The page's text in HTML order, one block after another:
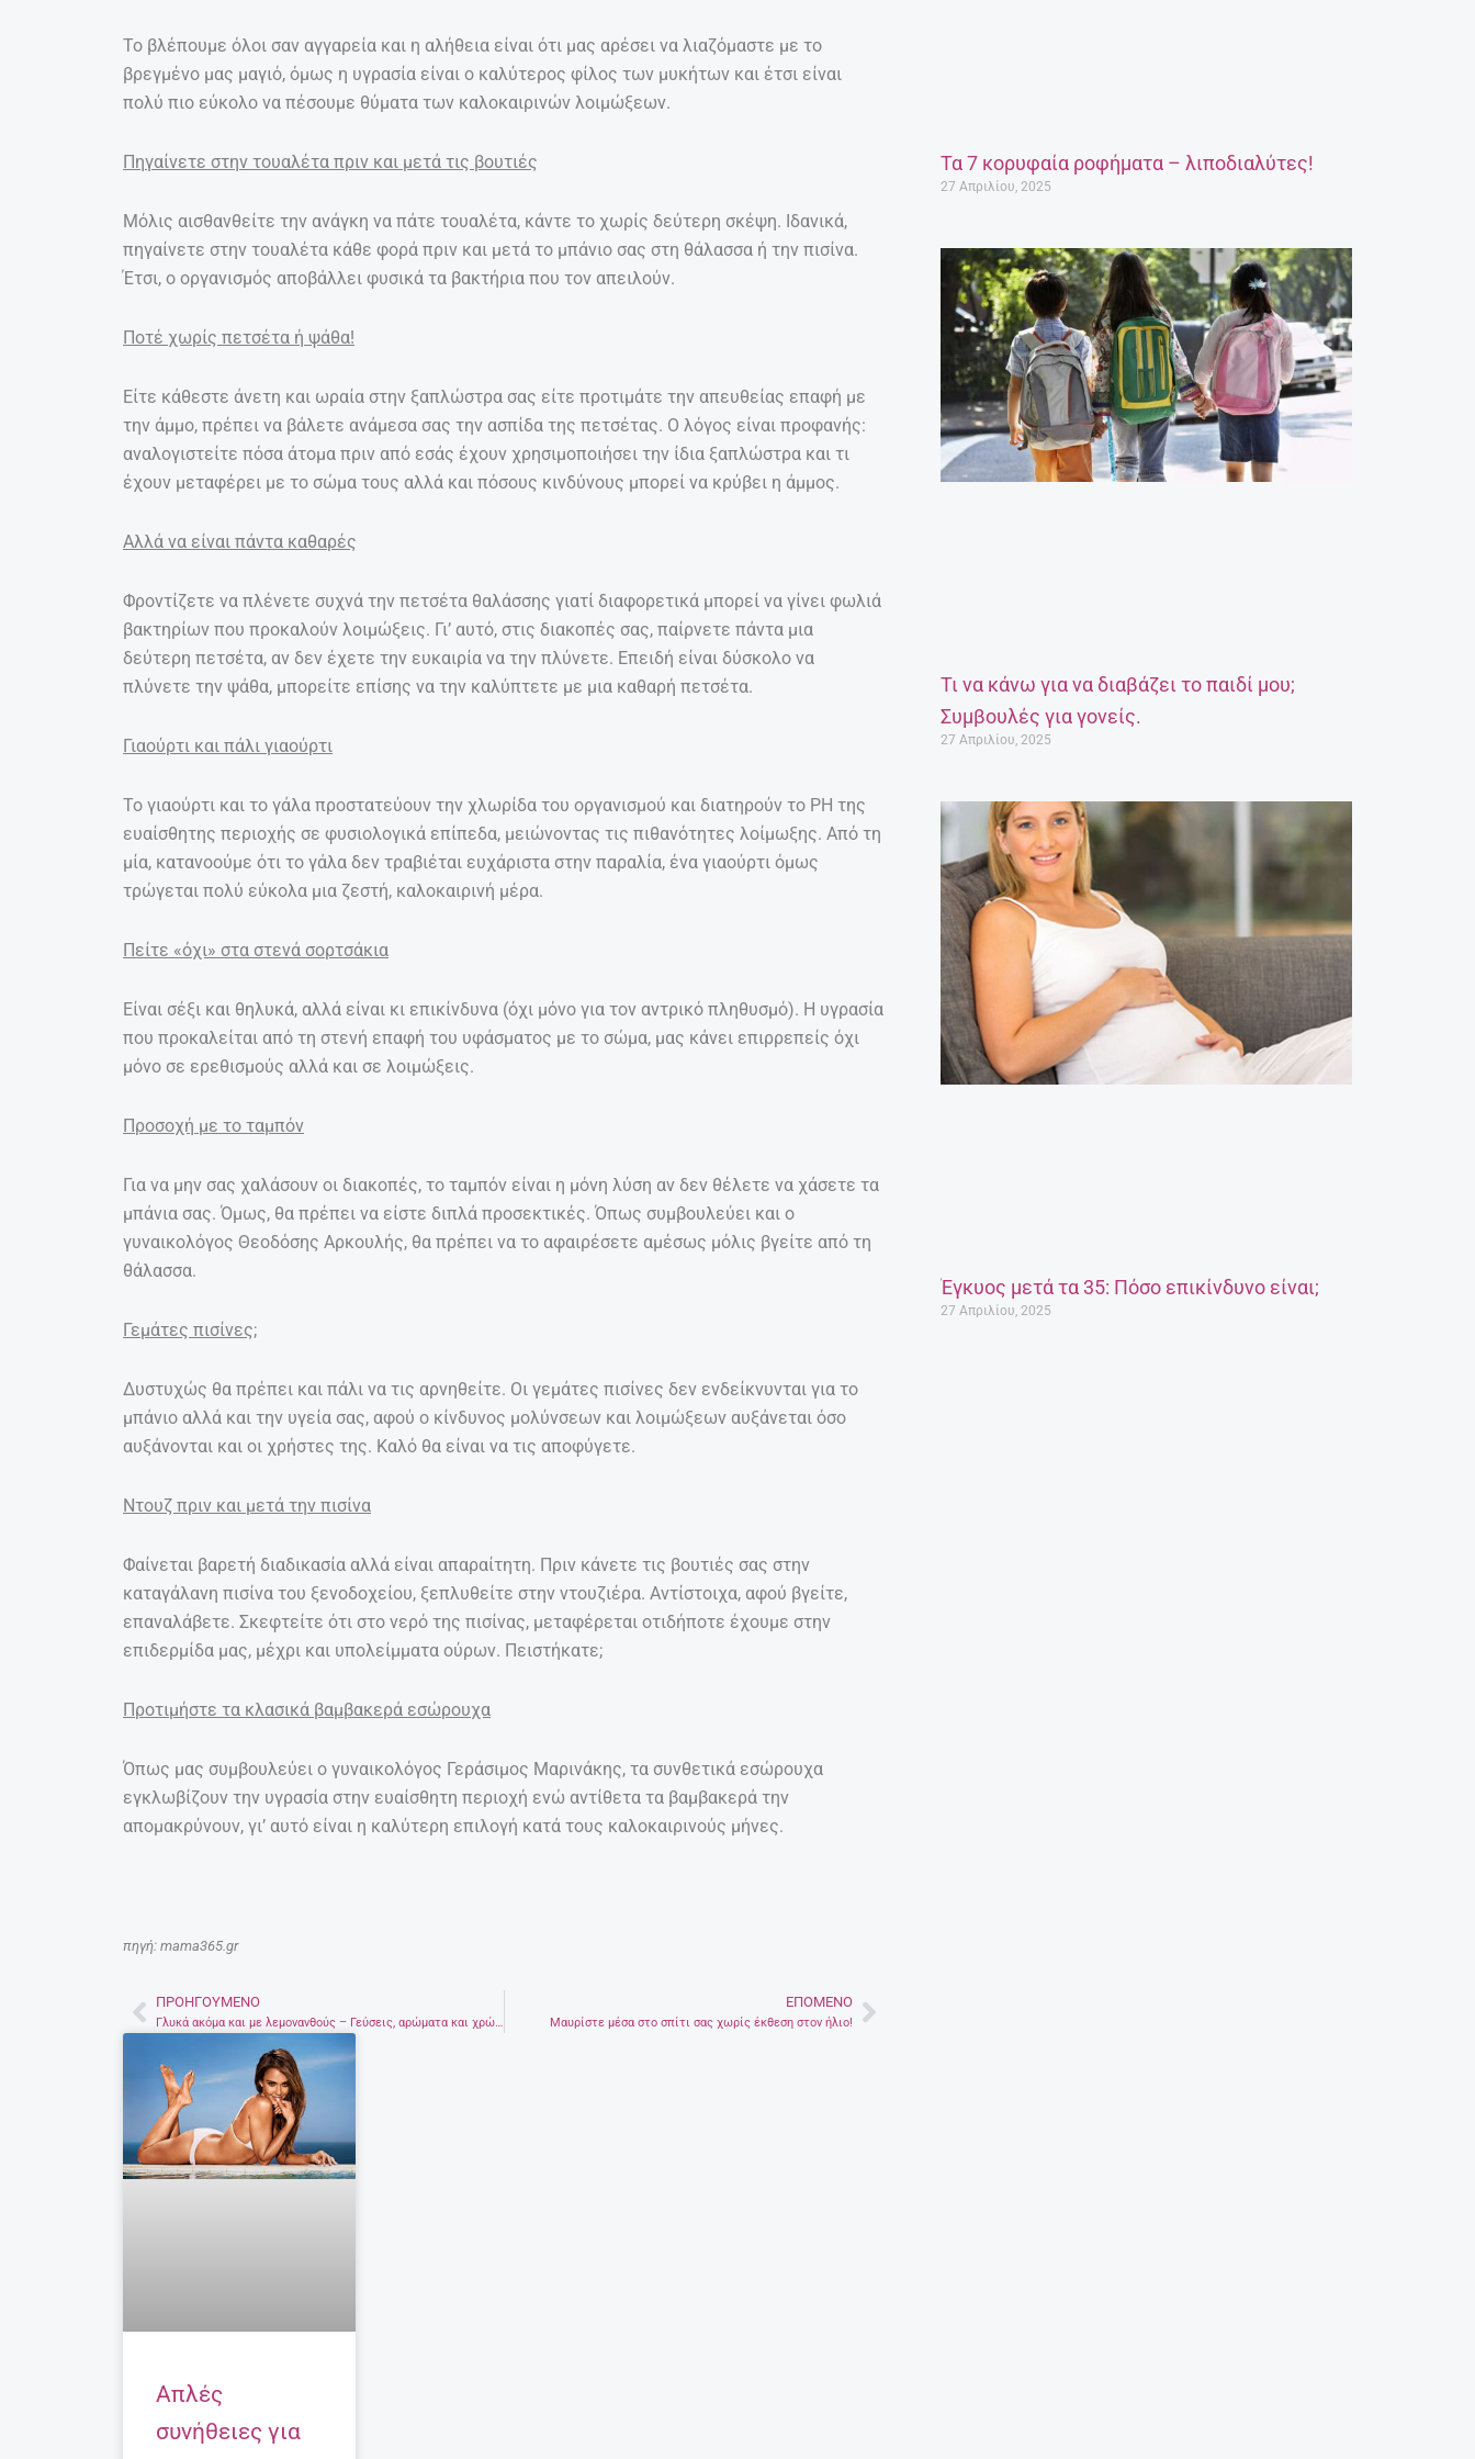
Το βλέπουμε όλοι σαν αγγαρεία και η αλήθεια είναι ότι μας αρέσει να λιαζόμαστε με το
βρεγμένο μας μαγιό, όμως η υγρασία είναι ο καλύτερος φίλος των μυκήτων και έτσι είναι
πολύ πιο εύκολο να πέσουμε θύματα των καλοκαιρινών λοιμώξεων.
Πηγαίνετε στην τουαλέτα πριν και μετά τις βουτιές
Μόλις αισθανθείτε την ανάγκη να πάτε τουαλέτα, κάντε το χωρίς δεύτερη σκέψη. Ιδανικά,
πηγαίνετε στην τουαλέτα κάθε φορά πριν και μετά το μπάνιο σας στη θάλασσα ή την πισίνα.
Έτσι, ο οργανισμός αποβάλλει φυσικά τα βακτήρια που τον απειλούν.
Ποτέ χωρίς πετσέτα ή ψάθα!
Είτε κάθεστε άνετη και ωραία στην ξαπλώστρα σας είτε προτιμάτε την απευθείας επαφή με
την άμμο, πρέπει να βάλετε ανάμεσα σας την ασπίδα της πετσέτας. Ο λόγος είναι προφανής:
αναλογιστείτε πόσα άτομα πριν από εσάς έχουν χρησιμοποιήσει την ίδια ξαπλώστρα και τι
έχουν μεταφέρει με το σώμα τους αλλά και πόσους κινδύνους μπορεί να κρύβει η άμμος.
Αλλά να είναι πάντα καθαρές
Φροντίζετε να πλένετε συχνά την πετσέτα θαλάσσης γιατί διαφορετικά μπορεί να γίνει φωλιά
βακτηρίων που προκαλούν λοιμώξεις. Γι’ αυτό, στις διακοπές σας, παίρνετε πάντα μια
δεύτερη πετσέτα, αν δεν έχετε την ευκαιρία να την πλύνετε. Επειδή είναι δύσκολο να
πλύνετε την ψάθα, μπορείτε επίσης να την καλύπτετε με μια καθαρή πετσέτα.
Γιαούρτι και πάλι γιαούρτι
Το γιαούρτι και το γάλα προστατεύουν την χλωρίδα του οργανισμού και διατηρούν το PH της
ευαίσθητης περιοχής σε φυσιολογικά επίπεδα, μειώνοντας τις πιθανότητες λοίμωξης. Από τη
μία, κατανοούμε ότι το γάλα δεν τραβιέται ευχάριστα στην παραλία, ένα γιαούρτι όμως
τρώγεται πολύ εύκολα μια ζεστή, καλοκαιρινή μέρα.
Πείτε «όχι» στα στενά σορτσάκια
Είναι σέξι και θηλυκά, αλλά είναι κι επικίνδυνα (όχι μόνο για τον αντρικό πληθυσμό). Η υγρασία
που προκαλείται από τη στενή επαφή του υφάσματος με το σώμα, μας κάνει επιρρεπείς όχι
μόνο σε ερεθισμούς αλλά και σε λοιμώξεις.
Προσοχή με το ταμπόν
Για να μην σας χαλάσουν οι διακοπές, το ταμπόν είναι η μόνη λύση αν δεν θέλετε να χάσετε τα
μπάνια σας. Όμως, θα πρέπει να είστε διπλά προσεκτικές. Όπως συμβουλεύει και ο
γυναικολόγος Θεοδόσης Αρκουλής, θα πρέπει να το αφαιρέσετε αμέσως μόλις βγείτε από τη
θάλασσα.
Γεμάτες πισίνες;
Δυστυχώς θα πρέπει και πάλι να τις αρνηθείτε. Οι γεμάτες πισίνες δεν ενδείκνυνται για το
μπάνιο αλλά και την υγεία σας, αφού ο κίνδυνος μολύνσεων και λοιμώξεων αυξάνεται όσο
αυξάνονται και οι χρήστες της. Καλό θα είναι να τις αποφύγετε.
Ντουζ πριν και μετά την πισίνα
Φαίνεται βαρετή διαδικασία αλλά είναι απαραίτητη. Πριν κάνετε τις βουτιές σας στην
καταγάλανη πισίνα του ξενοδοχείου, ξεπλυθείτε στην ντουζιέρα. Αντίστοιχα, αφού βγείτε,
επαναλάβετε. Σκεφτείτε ότι στο νερό της πισίνας, μεταφέρεται οτιδήποτε έχουμε στην
επιδερμίδα μας, μέχρι και υπολείμματα ούρων. Πειστήκατε;
Προτιμήστε τα κλασικά βαμβακερά εσώρουχα
Όπως μας συμβουλεύει ο γυναικολόγος Γεράσιμος Μαρινάκης, τα συνθετικά εσώρουχα
εγκλωβίζουν την υγρασία στην ευαίσθητη περιοχή ενώ αντίθετα τα βαμβακερά την
απομακρύνουν, γι’ αυτό είναι η καλύτερη επιλογή κατά τους καλοκαιρινούς μήνες.
πηγή: mama365.gr
Prev
ΠΡΟΗΓΟΎΜΕΝΟ
Γλυκά ακόμα και με λεμονανθούς – Γεύσεις, αρώματα και χρώματα της Κρήτης στη γιορτή του Αμπελούζου
ΕΠΌΜΕΝΟ
Μαυρίστε μέσα στο σπίτι σας χωρίς έκθεση στον ήλιο!Next
Απλές
συνήθειες για
Τα 7 κορυφαία ροφήματα – λιποδιαλύτες!
27 Απριλίου, 2025
Τι να κάνω για να διαβάζει το παιδί μου;
Συμβουλές για γονείς.
27 Απριλίου, 2025
Έγκυος μετά τα 35: Πόσο επικίνδυνο είναι;
27 Απριλίου, 2025